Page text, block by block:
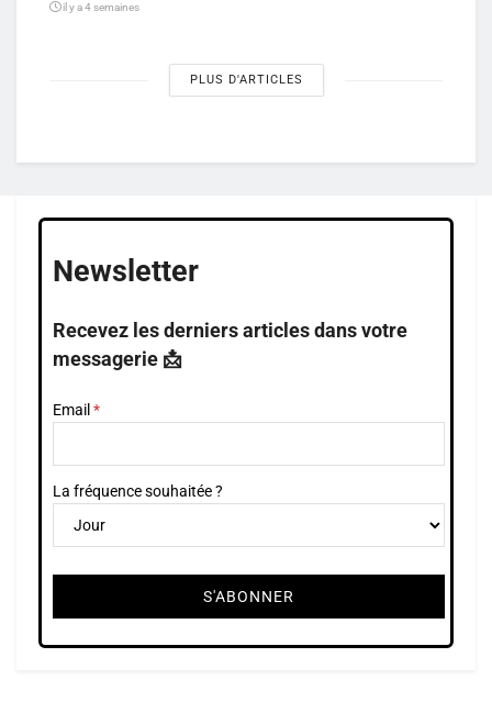
il y a 4 semaines
PLUS D'ARTICLES
Newsletter
Recevez les derniers articles dans votre
messagerie 📩
Email
La fréquence souhaitée ?